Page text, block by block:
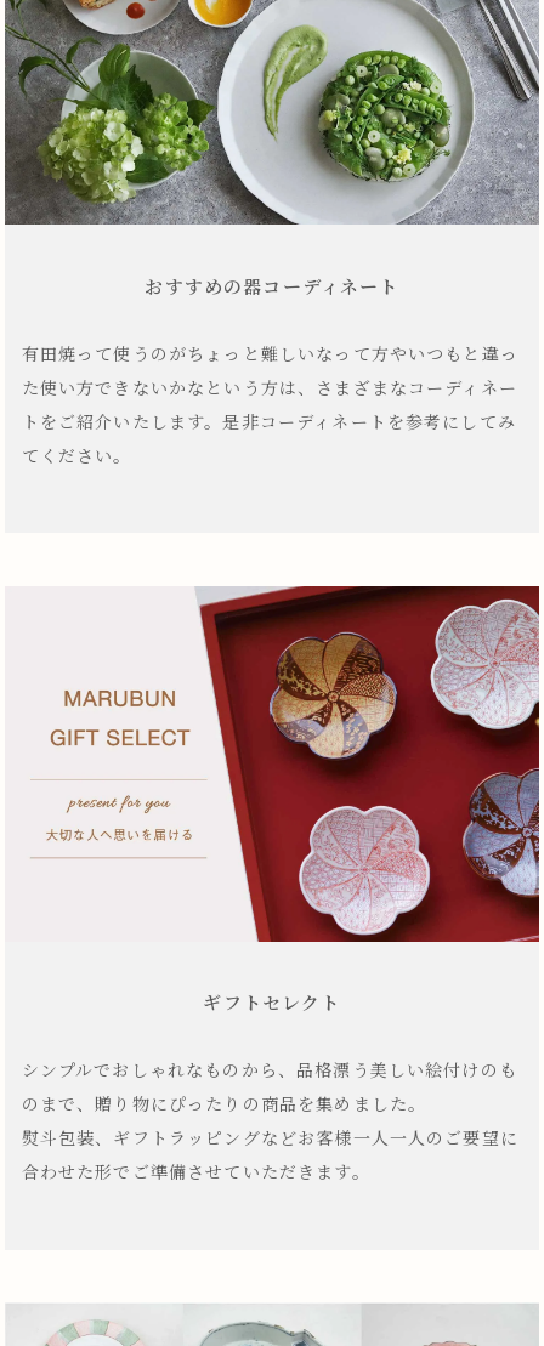
おすすめの器コーディネート
有田焼って使うのがちょっと難しいなって方やいつもと違っ
た使い方できないかなという方は、さまざまなコーディネー
トをご紹介いたします。是非コーディネートを参考にしてみ
てください。
ギフトセレクト
シンプルでおしゃれなものから、品格漂う美しい絵付けのも
のまで、贈り物にぴったりの商品を集めました。
熨斗包装、ギフトラッピングなどお客様一人一人のご要望に
合わせた形でご準備させていただきます。